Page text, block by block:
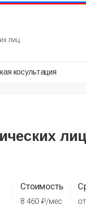
лиц
косультация
Стоимость
8 460 ₽/мес